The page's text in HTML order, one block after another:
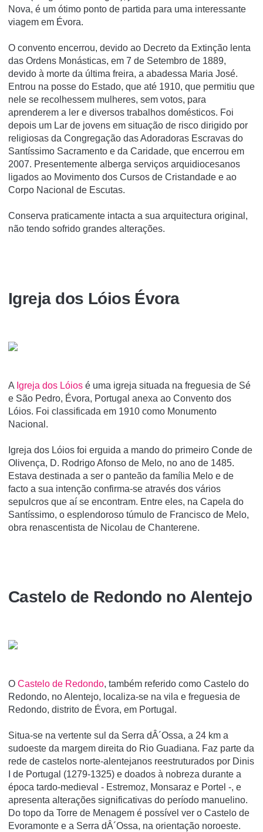
Nova, é um ótimo ponto de partida para uma interessante
viagem em Évora.
O convento encerrou, devido ao Decreto da Extinção lenta
das Ordens Monásticas, em 7 de Setembro de 1889,
devido à morte da última freira, a abadessa Maria José.
Entrou na posse do Estado, que até 1910, que permitiu que
nele se recolhessem mulheres, sem votos, para
aprenderem a ler e diversos trabalhos domésticos. Foi
depois um Lar de jovens em situação de risco dirigido por
religiosas da Congregação das Adoradoras Escravas do
Santí­ssimo Sacramento e da Caridade, que encerrou em
2007. Presentemente alberga serviços arquidiocesanos
ligados ao Movimento dos Cursos de Cristandade e ao
Corpo Nacional de Escutas.
Conserva praticamente intacta a sua arquitectura original,
não tendo sofrido grandes alterações.
Igreja dos Lóios Évora
A Igreja dos Lóios é uma igreja situada na freguesia de Sé
e São Pedro, Évora, Portugal anexa ao Convento dos
Lóios. Foi classificada em 1910 como Monumento
Nacional.
Igreja dos Lóios foi erguida a mando do primeiro Conde de
Olivença, D. Rodrigo Afonso de Melo, no ano de 1485.
Estava destinada a ser o panteão da família Melo e de
facto a sua intenção confirma-se através dos vários
sepulcros que aí se encontram. Entre eles, na Capela do
Santíssimo, o esplendoroso túmulo de Francisco de Melo,
obra renascentista de Nicolau de Chanterene.
Castelo de Redondo no Alentejo
O Castelo de Redondo, também referido como Castelo do
Redondo, no Alentejo, localiza-se na vila e freguesia de
Redondo, distrito de Évora, em Portugal.
Situa-se na vertente sul da Serra dÂ´Ossa, a 24 km a
sudoeste da margem direita do Rio Guadiana. Faz parte da
rede de castelos norte-alentejanos reestruturados por Dinis
I de Portugal (1279-1325) e doados à nobreza durante a
época tardo-medieval - Estremoz, Monsaraz e Portel -, e
apresenta alterações significativas do perí­odo manuelino.
Do topo da Torre de Menagem é possí­vel ver o Castelo de
Evoramonte e a Serra dÂ´Ossa, na orientação noroeste.